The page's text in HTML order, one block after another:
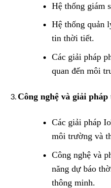
Hệ thống giám
Hệ thống quản
tin thời tiết.
Các giải pháp
quan đến môi
Công nghệ và giải
Các giải pháp
môi trường và
Công nghệ và
năng dự báo
thông minh.